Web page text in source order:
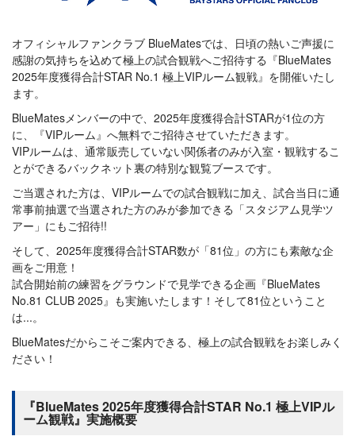
オフィシャルファンクラブ BlueMatesでは、日頃の熱いご声援に
感謝の気持ちを込めて極上の試合観戦へご招待する『BlueMates
2025年度獲得合計STAR No.1 極上VIPルーム観戦』を開催いたし
ます。
BlueMatesメンバーの中で、2025年度獲得合計STARが1位の方
に、『VIPルーム』へ無料でご招待させていただきます。
VIPルームは、通常販売していない関係者のみが入室・観戦するこ
とができるバックネット裏の特別な観覧ブースです。
ご当選された方は、VIPルームでの試合観戦に加え、試合当日に通
常事前抽選で当選された方のみが参加できる「スタジアム見学ツ
アー」にもご招待!!
そして、2025年度獲得合計STAR数が「81位」の方にも素敵な企
画をご用意！
試合開始前の練習をグラウンドで見学できる企画『BlueMates
No.81 CLUB 2025』も実施いたします！そして81位ということ
は...。
BlueMatesだからこそご案内できる、極上の試合観戦をお楽しみく
ださい！
『BlueMates 2025年度獲得合計STAR No.1 極上VIPル
ーム観戦』実施概要